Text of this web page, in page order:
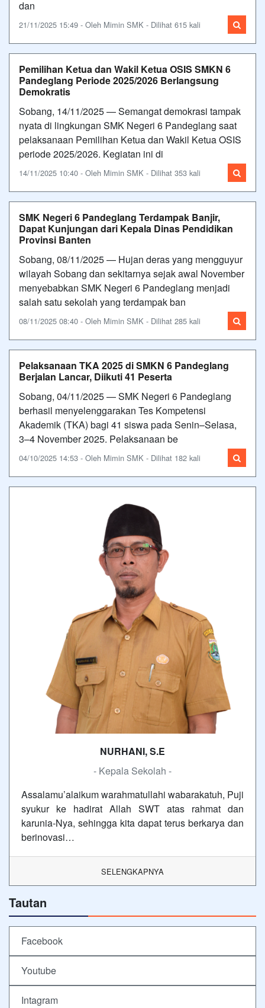
dan
21/11/2025 15:49 - Oleh Mimin SMK - Dilihat 615 kali
Pemilihan Ketua dan Wakil Ketua OSIS SMKN 6
Pandeglang Periode 2025/2026 Berlangsung
Demokratis
Sobang, 14/11/2025 — Semangat demokrasi tampak
nyata di lingkungan SMK Negeri 6 Pandeglang saat
pelaksanaan Pemilihan Ketua dan Wakil Ketua OSIS
periode 2025/2026. Kegiatan ini di
14/11/2025 10:40 - Oleh Mimin SMK - Dilihat 353 kali
SMK Negeri 6 Pandeglang Terdampak Banjir,
Dapat Kunjungan dari Kepala Dinas Pendidikan
Provinsi Banten
Sobang, 08/11/2025 — Hujan deras yang mengguyur
wilayah Sobang dan sekitarnya sejak awal November
menyebabkan SMK Negeri 6 Pandeglang menjadi
salah satu sekolah yang terdampak ban
08/11/2025 08:40 - Oleh Mimin SMK - Dilihat 285 kali
Pelaksanaan TKA 2025 di SMKN 6 Pandeglang
Berjalan Lancar, Diikuti 41 Peserta
Sobang, 04/11/2025 — SMK Negeri 6 Pandeglang
berhasil menyelenggarakan Tes Kompetensi
Akademik (TKA) bagi 41 siswa pada Senin–Selasa,
3–4 November 2025. Pelaksanaan be
04/10/2025 14:53 - Oleh Mimin SMK - Dilihat 182 kali
NURHANI, S.E
- Kepala Sekolah -
Assalamu’alaikum warahmatullahi wabarakatuh, Puji
syukur ke hadirat Allah SWT atas rahmat dan
karunia-Nya, sehingga kita dapat terus berkarya dan
berinovasi…
SELENGKAPNYA
Tautan
Facebook
Youtube
Intagram